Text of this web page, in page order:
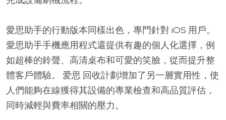
愛思助手的行動版本同樣出色，專門針對 iOS 用戶。
愛思助手手機應用程式還提供有趣的個人化選擇，例
如超棒的鈴聲、高清桌布和可愛的笑臉，從而提升整
體客戶體驗。 爱思 回收計劃增加了另一層實用性，使
人們能夠在線獲得其設備的專業檢查和高品質評估，
同時減輕與費率相關的壓力。